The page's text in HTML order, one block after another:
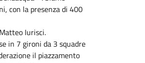
con la presenza di 400
Iurisci.
in 7 gironi da 3 squadre
il piazzamento